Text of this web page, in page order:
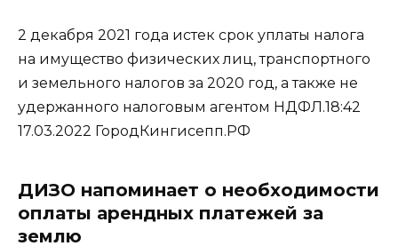
2 декабря 2021 года истек срок уплаты налога
на имущество физических лиц, транспортного
и земельного налогов за 2020 год, а также не
удержанного налоговым агентом НДФЛ.18:42
17.03.2022 ГородКингисепп.РФ
ДИЗО напоминает о необходимости
оплаты арендных платежей за
землю